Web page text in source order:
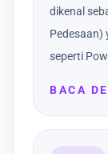
dikenal
Pedesaan)
seperti
BACA